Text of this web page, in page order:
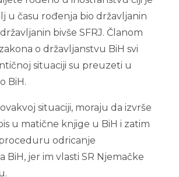
u času rođenja bio državljanin
bivše SFRJ. Članom
o državljanstvu BiH svi
situaciji su preuzeti u
BiH.
situaciji, moraju da izvrše
u matične knjige u BiH i zatim
odricanje
BiH, jer im vlasti SR Njemačke